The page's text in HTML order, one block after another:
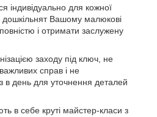
індивідуально для кожної
дошкільнят Вашому малюкові
і отримати заслужену
заходу під ключ, не
справ і не
день для уточнення деталей
в себе круті майстер-класи з